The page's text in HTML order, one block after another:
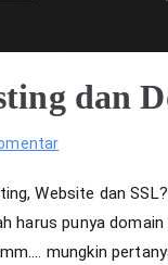
dan
pada
dengan
Hosting
dan
Website dan
harus punya
mungkin